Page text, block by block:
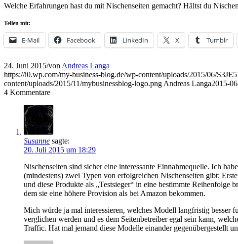
Welche Erfahrungen hast du mit Nischenseiten gemacht? Hältst du
Teilen mit:
E-Mail Facebook LinkedIn X Tumblr
24. Juni 2015/von Andreas Langa
https://i0.wp.com/my-business-blog.de/wp-content/uploads/2015/06/
content/uploads/2015/11/mybusinessblog-logo.png Andreas Langa2015-
4 Kommentare
Susanne sagte:
20. Juli 2015 um 18:29
Nischenseiten sind sicher eine interessante Einnahmequelle. Ich
(mindestens) zwei Typen von erfolgreichen Nischenseiten gibt:
und diese Produkte als „Testsieger“ in eine bestimmte
dem sie eine höhere Provision als bei Amazon bekommen.
Mich würde ja mal interessieren, welches Modell langfristig besser
verglichen werden und es dem Seitenbetreiber egal sein kann,
Traffic. Hat mal jemand diese Modelle einander gegenübergestellt